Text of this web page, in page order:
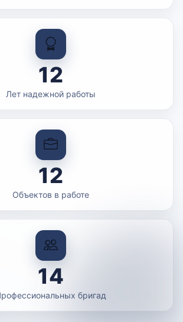
12
Лет надежной работы
12
Объектов в работе
14
бригад